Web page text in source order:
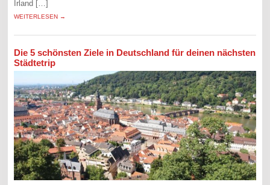
Irland […]
WEITERLESEN →
Die 5 schönsten Ziele in Deutschland für deinen nächsten
Städtetrip